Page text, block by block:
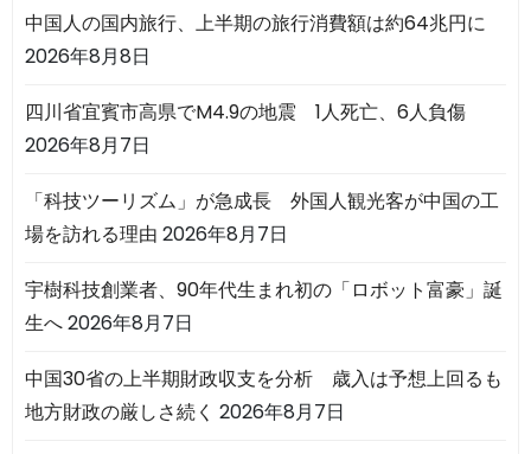
中国人の国内旅行、上半期の旅行消費額は約64兆円に
2026年8月8日
四川省宜賓市高県でM4.9の地震 1人死亡、6人負傷
2026年8月7日
「科技ツーリズム」が急成長 外国人観光客が中国の工
場を訪れる理由 2026年8月7日
宇樹科技創業者、90年代生まれ初の「ロボット富豪」誕
生へ2026年8月7日
中国30省の上半期財政収支を分析 歳入は予想上回るも
地方財政の厳しさ続く 2026年8月7日